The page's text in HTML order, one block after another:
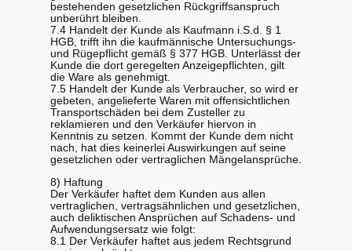
bestehenden gesetzlichen Rückgriffsanspruch
unberührt bleiben.
7.4 Handelt der Kunde als Kaufmann i.S.d. § 1
HGB, trifft ihn die kaufmännische Untersuchungs-
und Rügepflicht gemäß § 377 HGB. Unterlässt der
Kunde die dort geregelten Anzeigepflichten, gilt
die Ware als genehmigt.
7.5 Handelt der Kunde als Verbraucher, so wird er
gebeten, angelieferte Waren mit offensichtlichen
Transportschäden bei dem Zusteller zu
reklamieren und den Verkäufer hiervon in
Kenntnis zu setzen. Kommt der Kunde dem nicht
nach, hat dies keinerlei Auswirkungen auf seine
gesetzlichen oder vertraglichen Mängelansprüche.
8) Haftung
Der Verkäufer haftet dem Kunden aus allen
vertraglichen, vertragsähnlichen und gesetzlichen,
auch deliktischen Ansprüchen auf Schadens- und
Aufwendungsersatz wie folgt:
8.1 Der Verkäufer haftet aus jedem Rechtsgrund